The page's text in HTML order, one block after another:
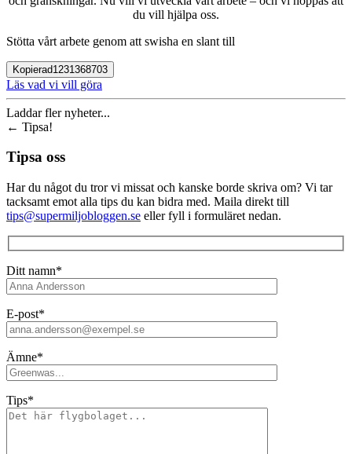
du vill hjälpa oss.
Stötta vårt arbete genom att swisha en slant till
Kopierad1231368703
Läs vad vi vill göra
Laddar fler nyheter...
← Tipsa!
Tipsa oss
Har du något du tror vi missat och kanske borde skriva om? Vi tar
tacksamt emot alla tips du kan bidra med. Maila direkt till
tips@supermiljobloggen.se eller fyll i formuläret nedan.
Ditt namn*
E-post*
Ämne*
Tips*